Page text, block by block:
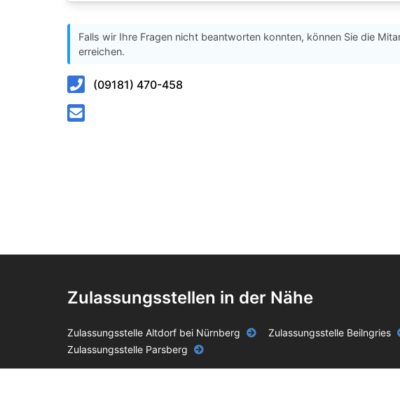
Falls wir Ihre Fragen nicht beantworten konnten, können Sie die
erreichen.
(09181) 470-458
Zulassungsstellen in der Nähe
Zulassungsstelle Altdorf bei Nürnberg Zulassungsstelle Beilngries
Zulassungsstelle Parsberg